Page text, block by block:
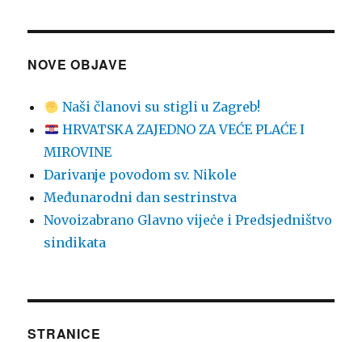
NOVE OBJAVE
Naši članovi su stigli u Zagreb!
HRVATSKA ZAJEDNO ZA VEĆE PLAĆE I
MIROVINE
Darivanje povodom sv. Nikole
Međunarodni dan sestrinstva
Novoizabrano Glavno vijeċe i Predsjedništvo
sindikata
STRANICE